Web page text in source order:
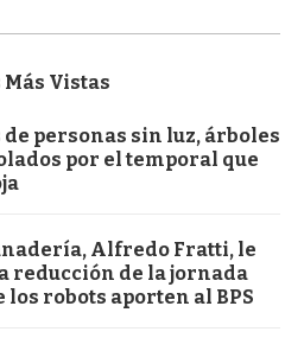
Más Vistas
personas sin luz, árboles
por el temporal que
Alfredo Fratti, le
reducción de la jornada
los robots aporten al BPS